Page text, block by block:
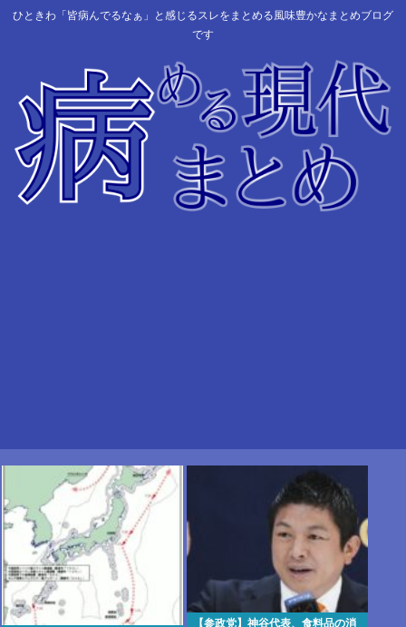
ひときわ「皆病んでるなぁ」と感じるスレをまとめる風味豊かなまとめブログ
です
【参政党】神谷代表、食料品の消